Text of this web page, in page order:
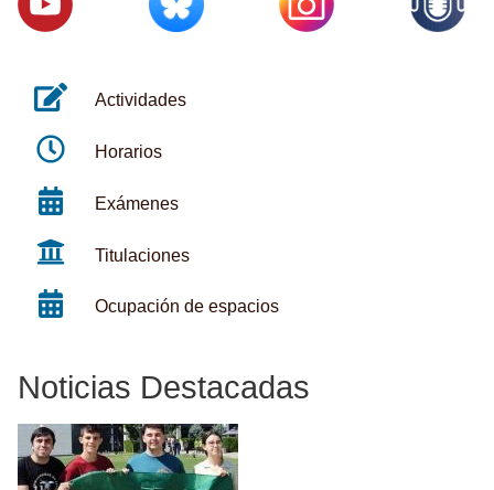
Actividades
Horarios
Exámenes
Titulaciones
Ocupación de espacios
Noticias Destacadas